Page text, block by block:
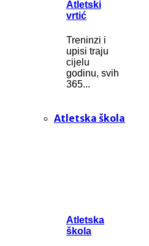
Atletski
vrtić
Treninzi i
upisi traju
cijelu
godinu, svih
365...
Atletska škola
Atletska
škola